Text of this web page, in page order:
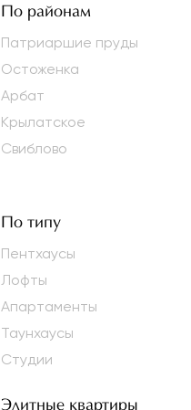
По районам
Патриаршие пруды
Остоженка
Арбат
Крылатское
Свиблово
По типу
Пентхаусы
Лофты
Апартаменты
Таунхаусы
Студии
Элитные квартиры